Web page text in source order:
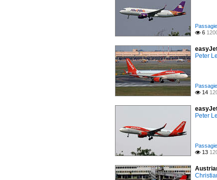
 6
Peter
 14
Peter
 13